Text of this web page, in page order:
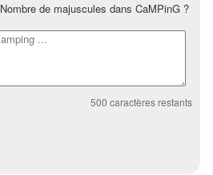
Nombre de majuscules dans CaMPinG ?
500 caractères restants